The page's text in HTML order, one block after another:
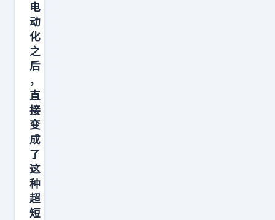
电
动
化
之
后
，
直
接
变
成
了
这
种
超
短